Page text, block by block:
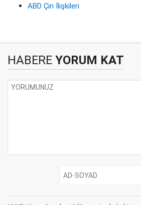
ABD Çin İlişkileri
HABERE YORUM KAT